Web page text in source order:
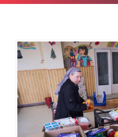
Nous soutenir
Contact